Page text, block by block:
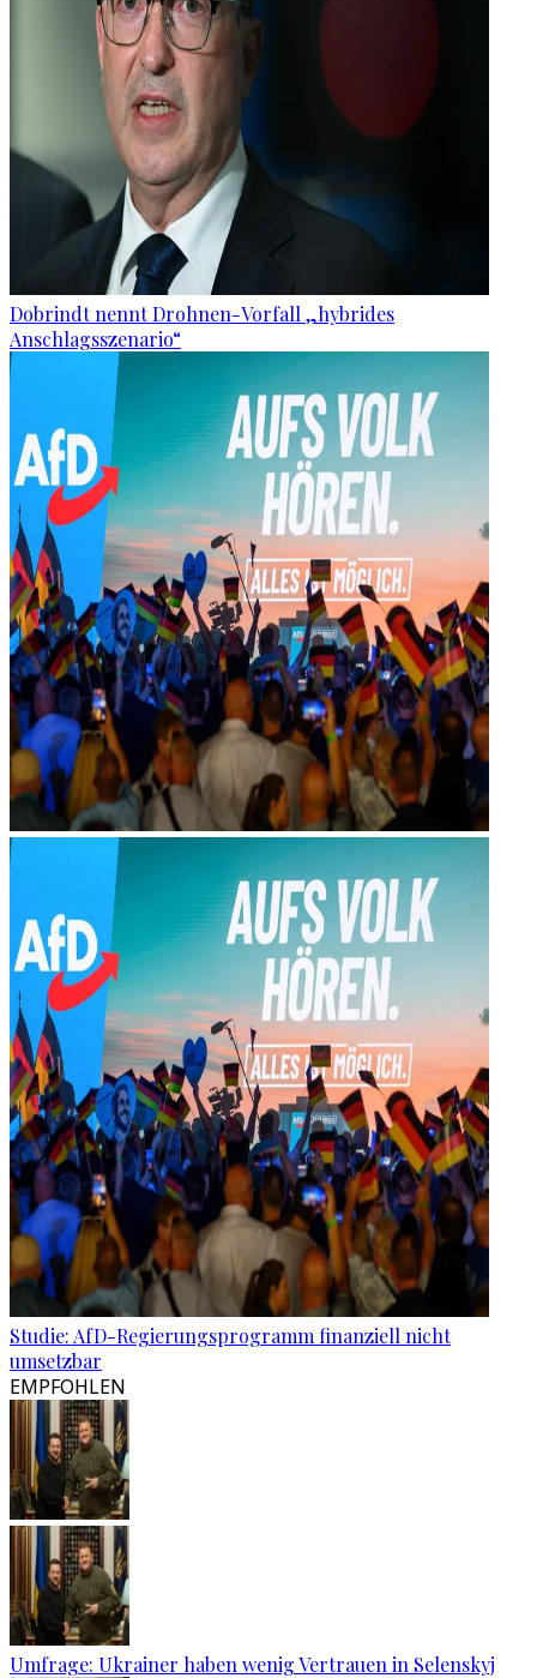
Dobrindt nennt Drohnen-Vorfall „hybrides
Anschlagsszenario“
Studie: AfD-Regierungsprogramm finanziell nicht
umsetzbar
EMPFOHLEN
Umfrage: Ukrainer haben wenig Vertrauen in Selenskyj